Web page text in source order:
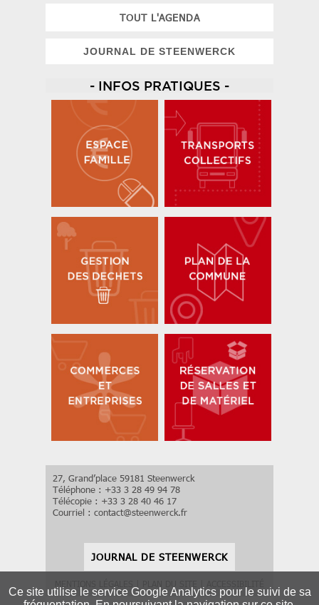
Ce site utilise le service Google Analytics pour le suivi de sa
TOUT L'AGENDA
JOURNAL DE STEENWERCK
- INFOS PRATIQUES -
27, Grand’place 59181 Steenwerck
Téléphone : +33 3 28 49 94 78
Télécopie : +33 3 28 40 46 17
Courriel : contact@steenwerck.fr
JOURNAL DE STEENWERCK